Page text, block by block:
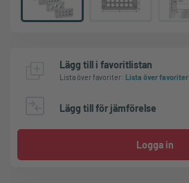
Lägg till i favoritlistan
Lista över favoriter:Lista över favoriter
Lägg till för jämförelse
Logga in